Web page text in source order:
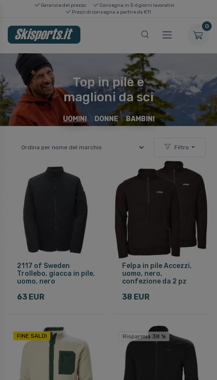
Garanzia del prezzo
Consegna in 3-6 giorni lavorativi
Prezzi di consegna a partire da €11
0
Top in pile e
maglioni da sci
UOMINI DONNE BAMBINI
Filtro
2117 of Sweden
Trollebo, giacca in pile,
uomo, nero
63 EUR
Felpa in pile Accezzi,
uomo, nero,
confezione da 2 pz
38 EUR
FINE SALDI Risparmia 38 %